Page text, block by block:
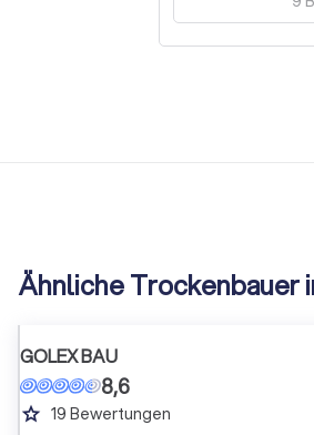
Ähnliche Trockenbauer
GOLEX BAU
8,6
grade 19 Bewertungen